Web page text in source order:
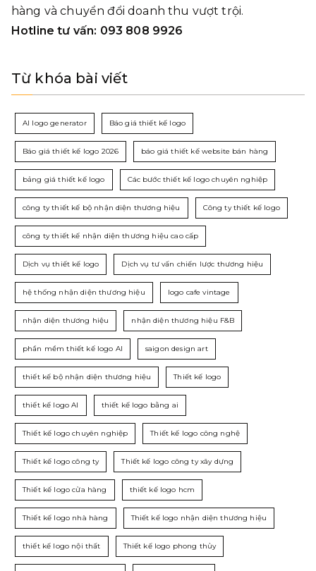
hàng và chuyển đổi doanh thu vượt trội.
Hotline tư vấn: 093 808 9926
Từ khóa bài viết
AI logo generator Báo giá thiết kế logo
Báo giá thiết kế logo 2026 báo giá thiết kế website bán hàng
bảng giá thiết kế logo Các bước thiết kế logo chuyên nghiệp
công ty thiết kế bộ nhận diện thương hiệu Công ty thiết kế logo
công ty thiết kế nhận diện thương hiệu cao cấp
Dịch vụ thiết kế logo Dịch vụ tư vấn chiến lược thương hiệu
hệ thống nhận diện thương hiệu logo cafe vintage
nhận diện thương hiệu nhận diện thương hiệu F&B
phần mềm thiết kế logo AI saigon design art
thiết kế bộ nhận diện thương hiệu Thiết kế logo
thiết kế logo AI thiết kế logo bằng ai
Thiết kế logo chuyên nghiệp Thiết kế logo công nghệ
Thiết kế logo công ty Thiết kế logo công ty xây dựng
Thiết kế logo cửa hàng thiết kế logo hcm
Thiết kế logo nhà hàng Thiết kế logo nhận diện thương hiệu
thiết kế logo nội thất Thiết kế logo phong thủy